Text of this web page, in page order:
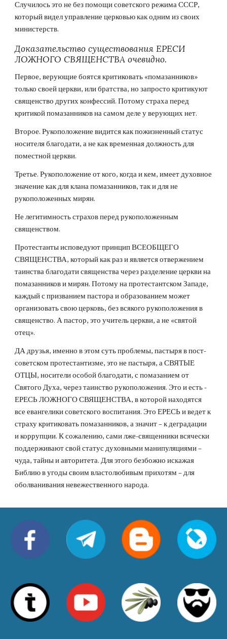
Случилось это не без помощи советского режима СССР,
который видел управление церковью как одним из своих
министерств.
Доказательство существования ЕРЕСИ
ЛОЖНОГО СВЯЩЕНСТВА очевидно.
Первое, верующие боятся критиковать «помазанников»
только своей церкви, или братства, но запросто критикуют
священство других конфессий. Потому страха перед
критикой помазанников на самом деле у верующих нет.
Второе. Рукоположение видится как пожизненный статус
носителя благодати, а не как временная должность для
поместной церкви.
Третье. Рукоположение от кого, когда и кем, имеет духовное
значение как для клана помазанников, так и для не
рукоположенных мирян.
Не легитимность страхов перед рукоположенным
священством.
Протестанты исповедуют принцип ВСЕОБЩЕГО
СВЯЩЕНСТВА, который как раз и является отвержением
таинства благодати священства через разделение церкви на
помазанников и мирян. Потому на протестантском Западе,
каждый с призванием пастора и образованием может
организовать свою церковь, без всякого рукоположения в
священство. А пастор, это учитель церкви, а не «святой
отец».
ДА друзья, именно в этом суть проблемы, пастыря в пост-
советском протестантизме, это не пастыря, а СВЯТЫЕ
ОТЦЫ, носители особой благодати, с помазанием от
Святого Духа, через таинство рукоположения. Это и есть -
ЕРЕСЬ ЛОЖНОГО СВЯЩЕНСТВА, в которой находятся
все евангелики советского воспитания. Это ЕРЕСЬ и ведет к
страху критиковать помазанников, а значит – к деградации
и коррупции. К сожалению, сами лже-священники всячески
поддерживают свой статус духовными манипуляциями –
чуда, тайны и авторитета. Для этого безбожно искажая
Библию в угоды своим властолюбивым прихотям – для
оболванивания невежественного народа.